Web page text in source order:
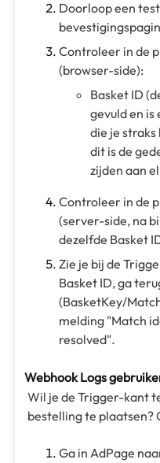
Doorloop een
Controleer in de
(browser-side):
Basket ID
gevuld en is
die je
dit is de
zijden aan
Controleer in de
(server-side, na
dezelfde Basket
Zie je bij de
Basket ID, ga
(BasketKey/
melding "Match
resolved".
Webhook Logs
Wil je de Trigger-kant
bestelling te plaatsen?
Ga in AdPage